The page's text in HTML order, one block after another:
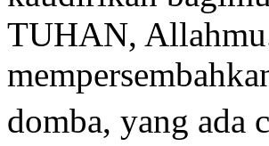
TUHAN,
domba, yang ada